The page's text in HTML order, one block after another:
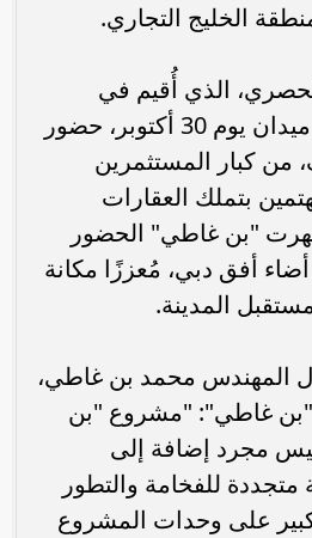
الخليج التجاري.
الذي أُقيم في
"سكاي بابل" بفندق ميدان يوم 30 أكتوبر، حضور
5,000 ضيف، من كبار المستثمرين
بتملك العقارات
"بن غاطي" الحضور
أفق دبي، مُعززًا مكانة
المدينة.
المهندس محمد بن غاطي،
غاطي": "مشروع "بن
مجرد إضافة إلى
للفخامة والتطور
على وحدات المشروع